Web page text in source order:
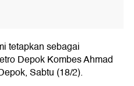
tetapkan sebagai
Depok Kombes Ahmad
Sabtu (18/2).